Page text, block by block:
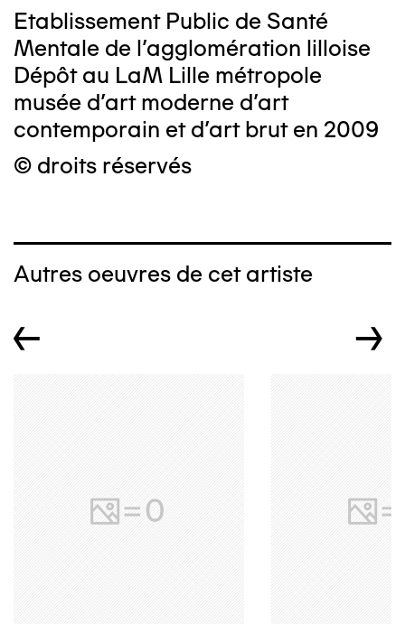
Etablissement Public de Santé
Mentale de l'agglomération lilloise
Dépôt au LaM Lille métropole
musée d’art moderne d’art
contemporain et d’art brut en 2009
© droits réservés
Autres oeuvres de cet artiste
← →